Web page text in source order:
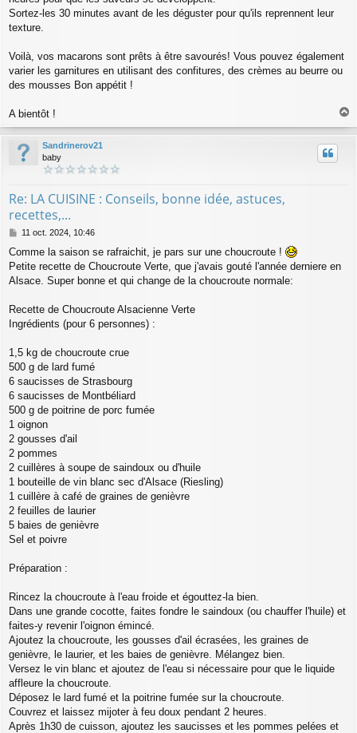
Sortez-les 30 minutes avant de les déguster pour qu'ils reprennent leur
texture.
Voilà, vos macarons sont prêts à être savourés! Vous pouvez également
varier les garnitures en utilisant des confitures, des crèmes au beurre ou
des mousses Bon appétit !
A bientôt !
u
Sandrinerov21
baby
Re: LA CUISINE : Conseils, bonne idée, astuces,
recettes,...
M
s
s
a
11 oct. 2024, 10:46
Comme la saison se rafraichit, je pars sur une choucroute !
Petite recette de Choucroute Verte, que j'avais gouté l'année derniere en
Alsace. Super bonne et qui change de la choucroute normale:
Recette de Choucroute Alsacienne Verte
Ingrédients (pour 6 personnes) :
1,5 kg de choucroute crue
500 g de lard fumé
6 saucisses de Strasbourg
6 saucisses de Montbéliard
500 g de poitrine de porc fumée
1 oignon
2 gousses d'ail
2 pommes
2 cuillères à soupe de saindoux ou d'huile
1 bouteille de vin blanc sec d'Alsace (Riesling)
1 cuillère à café de graines de genièvre
2 feuilles de laurier
5 baies de genièvre
Sel et poivre
Préparation :
Rincez la choucroute à l'eau froide et égouttez-la bien.
Dans une grande cocotte, faites fondre le saindoux (ou chauffer l'huile) et
faites-y revenir l'oignon émincé.
Ajoutez la choucroute, les gousses d'ail écrasées, les graines de
genièvre, le laurier, et les baies de genièvre. Mélangez bien.
Versez le vin blanc et ajoutez de l'eau si nécessaire pour que le liquide
affleure la choucroute.
Déposez le lard fumé et la poitrine fumée sur la choucroute.
Couvrez et laissez mijoter à feu doux pendant 2 heures.
Après 1h30 de cuisson, ajoutez les saucisses et les pommes pelées et